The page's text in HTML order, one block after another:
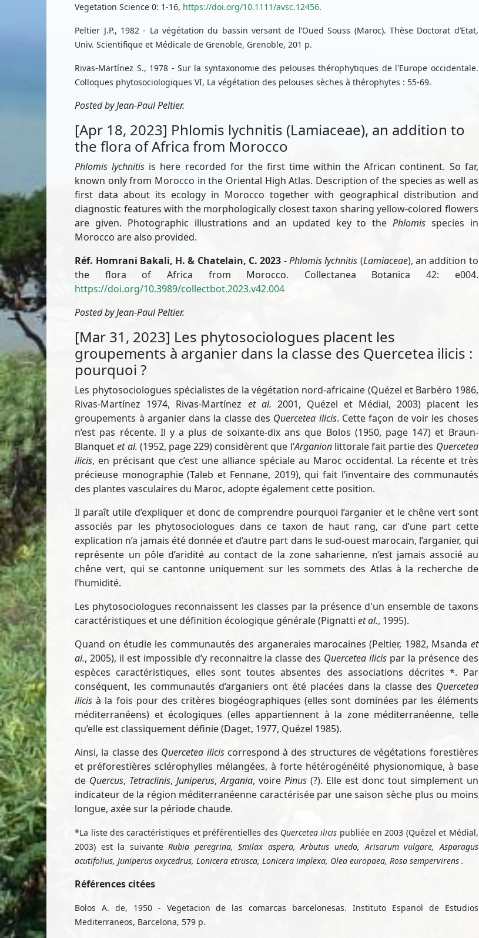
Vegetation Science 0: 1-16, https://doi.org/10.1111/avsc.12456.
Peltier J.P., 1982 - La végétation du bassin versant de l’Oued Souss (Maroc). Thèse Doctorat d’Etat,
Univ. Scientifique et Médicale de Grenoble, Grenoble, 201 p.
Rivas-Martínez S., 1978 - Sur la syntaxonomie des pelouses thérophytiques de l'Europe occidentale.
Colloques phytosociologiques VI, La végétation des pelouses sèches à thérophytes : 55-69.
Posted by Jean-Paul Peltier.
[Apr 18, 2023] Phlomis lychnitis (Lamiaceae), an addition to
the flora of Africa from Morocco
Phlomis lychnitis is here recorded for the first time within the African continent. So far,
known only from Morocco in the Oriental High Atlas. Description of the species as well as
first data about its ecology in Morocco together with geographical distribution and
diagnostic features with the morphologically closest taxon sharing yellow-colored flowers
are given. Photographic illustrations and an updated key to thePhlomis species in
Morocco are also provided.
Réf. Homrani Bakali, H. & Chatelain, C. 2023 -Phlomis lychnitis (Lamiaceae), an addition to
the flora of Africa from Morocco. Collectanea Botanica 42: e004.
https://doi.org/10.3989/collectbot.2023.v42.004
Posted by Jean-Paul Peltier.
[Mar 31, 2023] Les phytosociologues placent les
groupements à arganier dans la classe des Quercetea ilicis :
pourquoi ?
Les phytosociologues spécialistes de la végétation nord-africaine (Quézel et Barbéro 1986,
Rivas-Martínez 1974, Rivas-Martínez et al. 2001, Quézel et Médial, 2003) placent les
groupements à arganier dans la classe des Quercetea ilicis. Cette façon de voir les choses
n’est pas récente. Il y a plus de soixante-dix ans que Bolos (1950, page 147) et Braun-
Blanquetet al. (1952, page 229) considèrent que l’Arganionlittorale fait partie des Quercetea
ilicis, en précisant que c’est une alliance spéciale au Maroc occidental. La récente et très
précieuse monographie (Taleb et Fennane, 2019), qui fait l’inventaire des communautés
des plantes vasculaires du Maroc, adopte également cette position.
Il paraît utile d’expliquer et donc de comprendre pourquoi l’arganier et le chêne vert sont
associés par les phytosociologues dans ce taxon de haut rang, car d’une part cette
explication n’a jamais été donnée et d’autre part dans le sud-ouest marocain, l’arganier, qui
représente un pôle d’aridité au contact de la zone saharienne, n’est jamais associé au
chêne vert, qui se cantonne uniquement sur les sommets des Atlas à la recherche de
l’humidité.
Les phytosociologues reconnaissent les classes par la présence d'un ensemble de taxons
caractéristiques et une définition écologique générale (Pignattiet al., 1995).
Quand on étudie les communautés des arganeraies marocaines (Peltier, 1982, Msanda et
al., 2005), il est impossible d’y reconnaitre la classe des Quercetea ilicis par la présence des
espèces caractéristiques, elles sont toutes absentes des associations décrites *. Par
conséquent, les communautés d’arganiers ont été placées dans la classe des Quercetea
ilicis à la fois pour des critères biogéographiques (elles sont dominées par les éléments
méditerranéens) et écologiques (elles appartiennent à la zone méditerranéenne, telle
qu’elle est classiquement définie (Daget, 1977, Quézel 1985).
Ainsi, la classe des Quercetea iliciscorrespond à des structures de végétations forestières
et préforestières sclérophylles mélangées, à forte hétérogénéité physionomique, à base
de Quercus, Tetraclinis,Juniperus,Argania, voire Pinus(?). Elle est donc tout simplement un
indicateur de la région méditerranéenne caractérisée par une saison sèche plus ou moins
longue, axée sur la période chaude.
*La liste des caractéristiques et préférentielles des Quercetea ilicis publiée en 2003 (Quézel et Médial,
2003) est la suivanteRubia peregrina, Smilax aspera, Arbutus unedo, Arisarum vulgare, Asparagus
acutifolius, Juniperus oxycedrus, Lonicera etrusca, Lonicera implexa, Olea europaea, Rosa sempervirens .
Références citées
Bolos A. de, 1950 - Vegetacion de las comarcas barcelonesas. Instituto Espanol de Estudios
Mediterraneos, Barcelona, 579 p.